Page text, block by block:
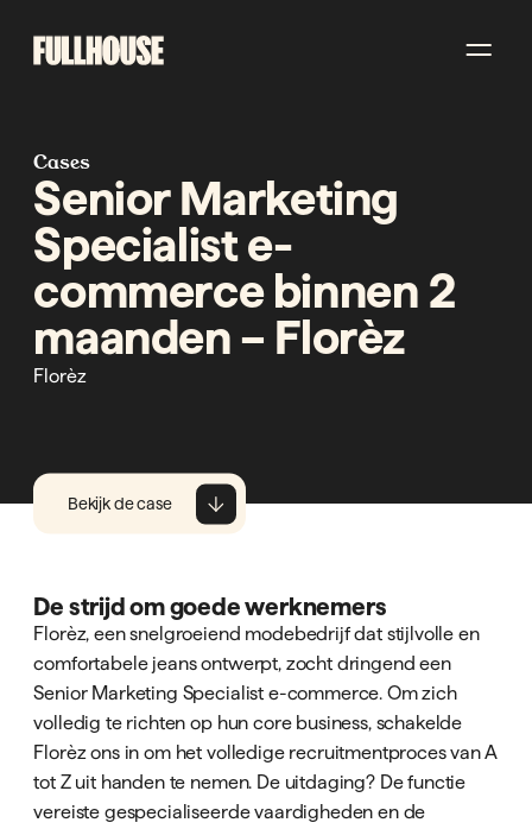
Cases
Senior Marketing
Specialist e-
commerce binnen 2
maanden – Florèz
Florèz
Bekijk de case
De strijd om goede werknemers
Florèz, een snelgroeiend modebedrijf dat stijlvolle en
comfortabele jeans ontwerpt, zocht dringend een
Senior Marketing Specialist e-commerce. Om zich
volledig te richten op hun core business, schakelde
Florèz ons in om het volledige recruitmentproces van A
tot Z uit handen te nemen. De uitdaging? De functie
vereiste gespecialiseerde vaardigheden en de